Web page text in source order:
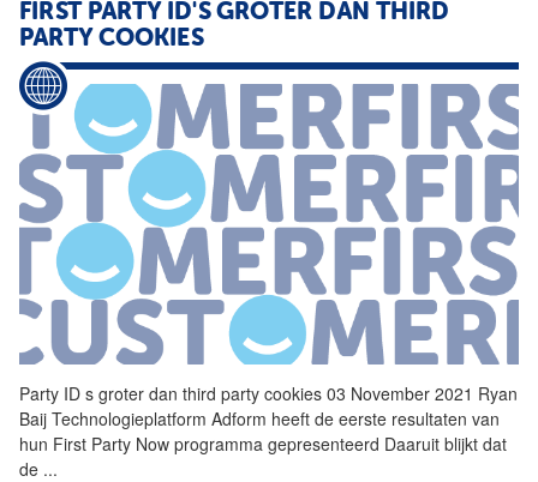
FIRST PARTY ID'S GROTER DAN THIRD
PARTY COOKIES
Party ID s groter dan third party cookies 03 November 2021 Ryan
Baij Technologieplatform Adform heeft de eerste resultaten van
hun First Party Now programma gepresenteerd Daaruit blijkt dat
de ...